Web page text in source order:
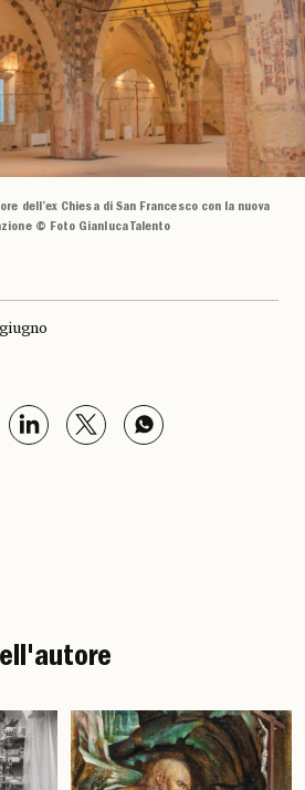
dell’ex Chiesa di San Francesco con la nuova
© Foto Gianluca Talento